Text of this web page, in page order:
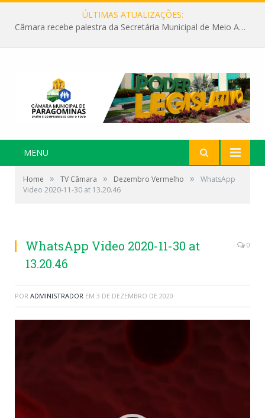
ÚLTIMAS ATUALIZAÇÕES:
Câmara recebe palestra da Secretária Municipal de Meio Ambiente sobre as ações da “SEMANA DO MEIO AMBIENTE”
MENU
Home » TV Câmara » Dezembro Vermelho »
WhatsApp
Video 2020-11-30 at 13.20.46
WhatsApp Video 2020-11-30 at
13.20.46
0
POR ADMINISTRADOR EM 3 DE DEZEMBRO DE 2020